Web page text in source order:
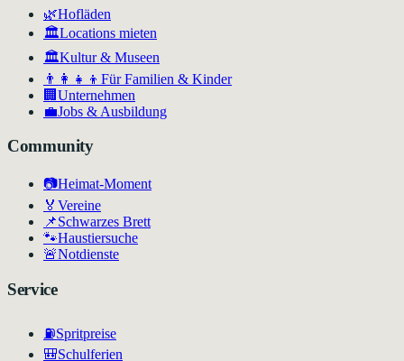
🌿Hofläden
🏛️Locations mieten
🏛Kultur & Museen
👨‍👩‍👧‍👦 Für Familien & Kinder
🏢 Unternehmen
💼Jobs & Ausbildung
Community
📷Heimat-Moment
🏅 Vereine
📌Schwarzes Brett
🐾Haustiersuche
🚨Notdienste
Service
⛽Spritpreise
🎒Schulferien